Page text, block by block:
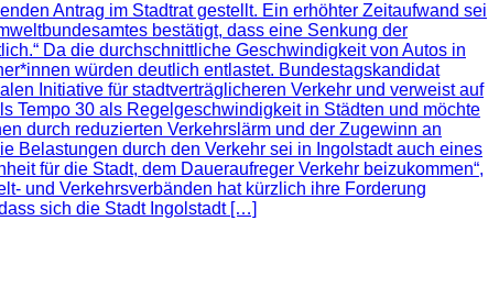
Antrag im Stadtrat gestellt. Ein erhöhter Zeitaufwand sei
bestätigt, dass eine Senkung der
Da die durchschnittliche Geschwindigkeit von Autos in
würden deutlich entlastet. Bundestagskandidat
Initiative für stadtverträglicheren Verkehr und verweist auf
Tempo 30 als Regelgeschwindigkeit in Städten und möchte
durch reduzierten Verkehrslärm und der Zugewinn an
Belastungen durch den Verkehr sei in Ingolstadt auch eines
für die Stadt, dem Daueraufreger Verkehr beizukommen“,
und Verkehrsverbänden hat kürzlich ihre Forderung
sich die Stadt Ingolstadt […]